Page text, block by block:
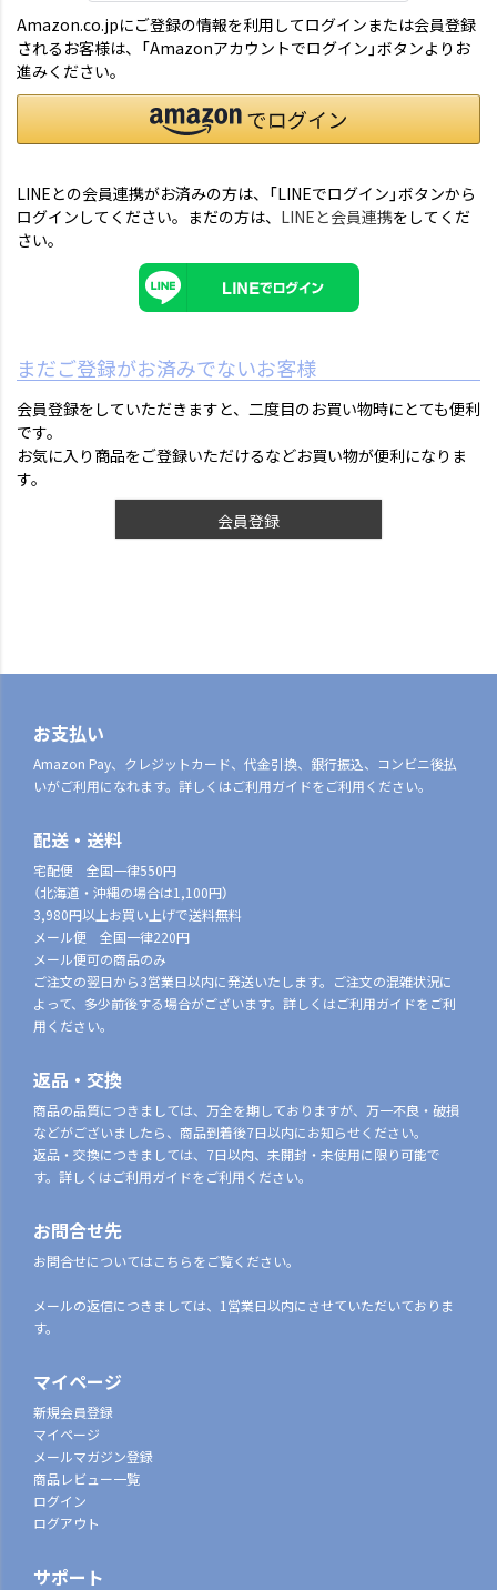
Amazon.co.jpにご登録の情報を利用してログインまたは会員登録
されるお客様は、「Amazonアカウントでログイン」ボタンよりお
進みください。
LINEとの会員連携がお済みの方は、「LINEでログイン」ボタンから
ログインしてください。まだの方は、 LINEと会員連携をしてくだ
さい。
まだご登録がお済みでないお客様
会員登録をしていただきますと、二度目のお買い物時にとても便利
です。
お気に入り商品をご登録いただけるなどお買い物が便利になりま
す。
会員登録
お支払い
Amazon Pay、クレジットカード、代金引換、銀行振込、コンビニ後払
いがご利用になれます。詳しくはご利用ガイドをご利用ください。
配送・送料
宅配便 全国一律550円
（北海道・沖縄の場合は1,100円）
3,980円以上お買い上げで送料無料
メール便 全国一律220円
メール便可の商品のみ
ご注文の翌日から3営業日以内に発送いたします。ご注文の混雑状況に
よって、多少前後する場合がございます。詳しくはご利用ガイドをご利
用ください。
返品・交換
商品の品質につきましては、万全を期しておりますが、万一不良・破損
などがございましたら、商品到着後7日以内にお知らせください。
返品・交換につきましては、7日以内、未開封・未使用に限り可能で
す。詳しくはご利用ガイドをご利用ください。
お問合せ先
お問合せについてはこちらをご覧ください。
メールの返信につきましては、1営業日以内にさせていただいておりま
す。
マイページ
新規会員登録
マイページ
メールマガジン登録
商品レビュー一覧
ログイン
ログアウト
サポート